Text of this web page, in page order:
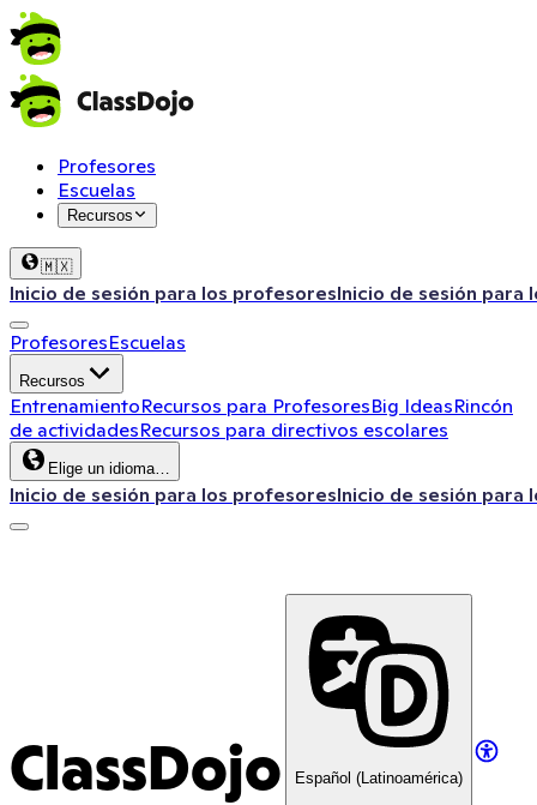
Profesores
Escuelas
Recursos
🇲🇽
Inicio de sesión para los profesoresInicio de sesión para
ProfesoresEscuelas
Recursos
EntrenamientoRecursos para ProfesoresBig IdeasRincón
de actividadesRecursos para directivos escolares
Elige un idioma…
Inicio de sesión para los profesoresInicio de sesión para
ClassDojo Español (Latinoamérica)